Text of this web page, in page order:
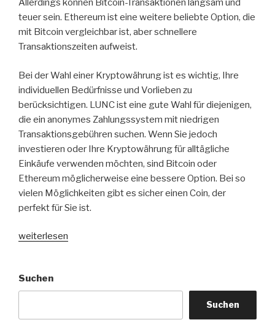
Allerdings können Bitcoin-Transaktionen langsam und
teuer sein. Ethereum ist eine weitere beliebte Option, die
mit Bitcoin vergleichbar ist, aber schnellere
Transaktionszeiten aufweist.
Bei der Wahl einer Kryptowährung ist es wichtig, Ihre
individuellen Bedürfnisse und Vorlieben zu
berücksichtigen. LUNC ist eine gute Wahl für diejenigen,
die ein anonymes Zahlungssystem mit niedrigen
Transaktionsgebühren suchen. Wenn Sie jedoch
investieren oder Ihre Kryptowährung für alltägliche
Einkäufe verwenden möchten, sind Bitcoin oder
Ethereum möglicherweise eine bessere Option. Bei so
vielen Möglichkeiten gibt es sicher einen Coin, der
perfekt für Sie ist.
„Was
Unterschied
zwischen
weiterlesen
Suchen
Suchen